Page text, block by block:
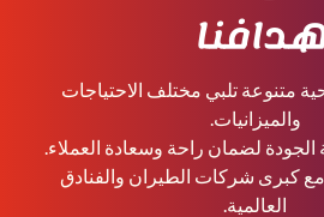
متنوعة تلبي مختلف الاحتياجات
والميزانيات.
لضمان راحة وسعادة العملاء.
كبرى شركات الطيران والفنادق
العالمية.